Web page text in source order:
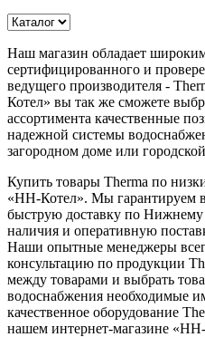
Наш магазин обладает
сертифицированного и
ведущего производителя -
Котел» вы так же сможете
ассортимента качественные
надежной системы
загородном доме или
Купить товары Therma по
«НН-Котел». Мы гарантируем
быструю доставку по Нижнему
наличия и оперативную
Наши опытные менеджеры
консультацию по продукции
между товарами и выбрать
водоснабжения необходимые
качественное оборудование
нашем интернет-магазине